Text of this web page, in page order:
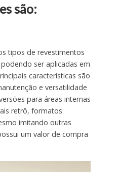
são:
tipos de revestimentos
ser aplicadas em
características são
e versatilidade
para áreas internas
retrô, formatos
imitando outras
um valor de compra